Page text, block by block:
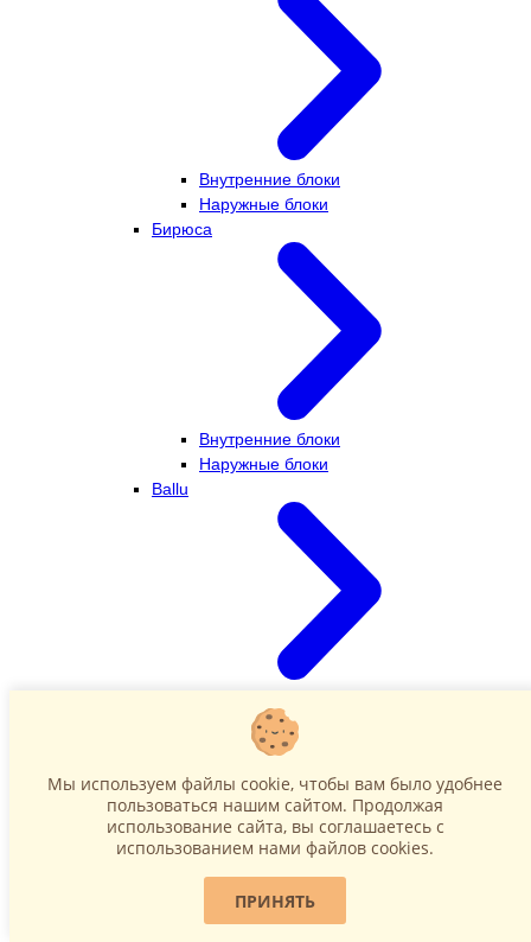
Внутренние блоки
Наружные блоки
Бирюса
Внутренние блоки
Наружные блоки
Ballu
Наружные блоки
Мы используем файлы cookie, чтобы вам было удобнее
пользоваться нашим сайтом. Продолжая
использование сайта, вы соглашаетесь c
использованием нами файлов cookies.
ПРИНЯТЬ